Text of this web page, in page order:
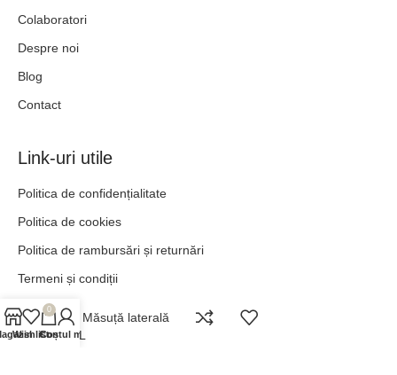
Colaboratori
Despre noi
Blog
Contact
Link-uri utile
Politica de confidențialitate
Politica de cookies
Politica de rambursări și returnări
Termeni și condiții
anpc.ro
ANPC - SAL
Vita Măsuță laterală
Wishlist
0
Coș
Contul meu